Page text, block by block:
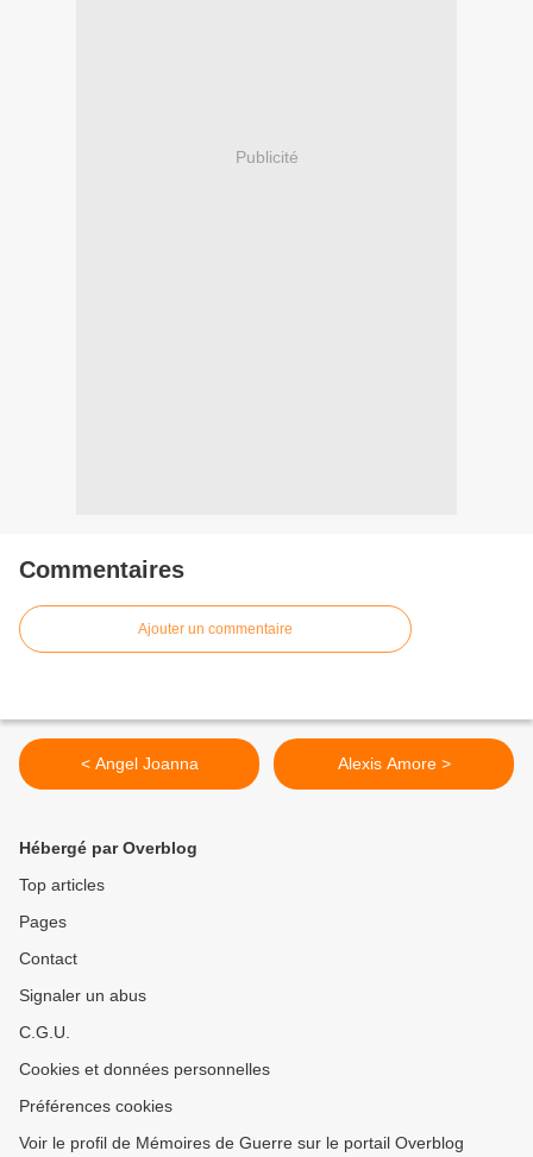
Publicité
Commentaires
Ajouter un commentaire
< Angel Joanna Alexis Amore >
Hébergé par Overblog
Top articles
Pages
Contact
Signaler un abus
C.G.U.
Cookies et données personnelles
Préférences cookies
Voir le profil de Mémoires de Guerre sur le portail Overblog